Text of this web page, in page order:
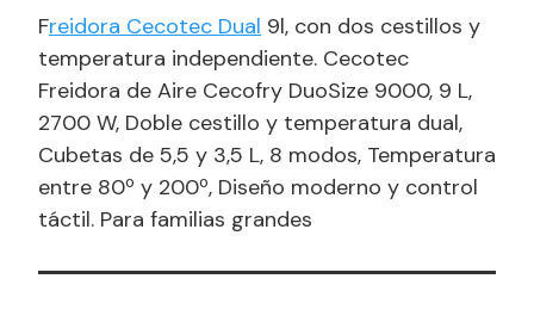
Freidora Cecotec Dual 9l, con dos cestillos y
temperatura independiente. Cecotec
Freidora de Aire Cecofry DuoSize 9000, 9 L,
2700 W, Doble cestillo y temperatura dual,
Cubetas de 5,5 y 3,5 L, 8 modos, Temperatura
entre 80º y 200º, Diseño moderno y control
táctil. Para familias grandes